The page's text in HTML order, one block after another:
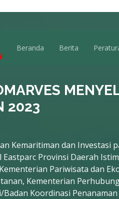
Beranda Berita
2023
Kemaritiman dan Investasi
Provinsi Daerah
Pariwisata dan
Kementerian
Koordinasi